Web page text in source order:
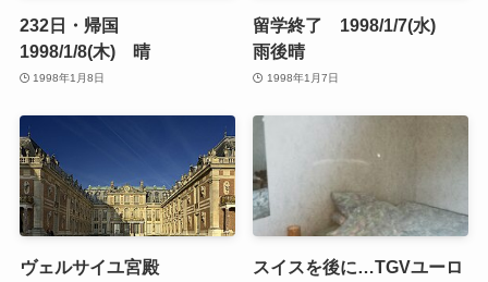
232日・帰国
1998/1/8(木) 晴
1998年1月8日
留学終了 1998/1/7(水)
雨後晴
1998年1月7日
ヴェルサイユ宮殿
スイスを後に…TGVユーロ